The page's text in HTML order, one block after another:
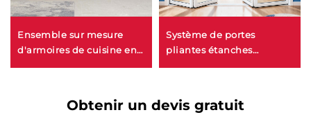
Ensemble sur mesure
d'armoires de cuisine en
Système de portes
pliantes étanches
portes accordéon pliantes
Obtenir un devis gratuit